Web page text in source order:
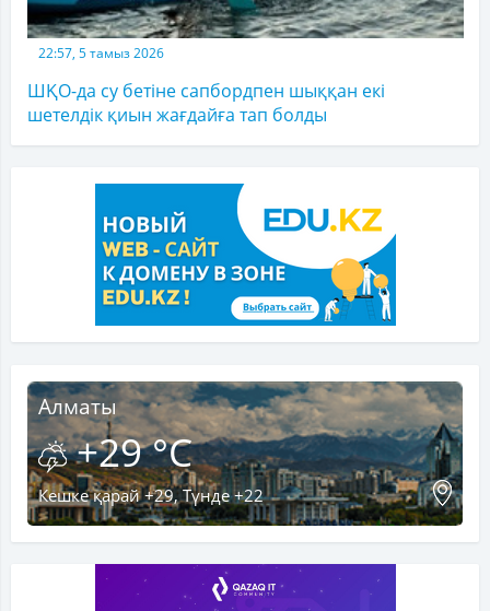
22:57, 5 тамыз 2026
ШҚО-да су бетіне сапбордпен шыққан екі
шетелдік қиын жағдайға тап болды
Алматы
+29 °C
Кешке қарай +29, Түнде +22